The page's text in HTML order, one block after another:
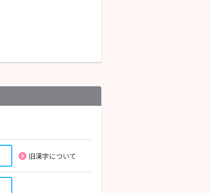
旧漢字について